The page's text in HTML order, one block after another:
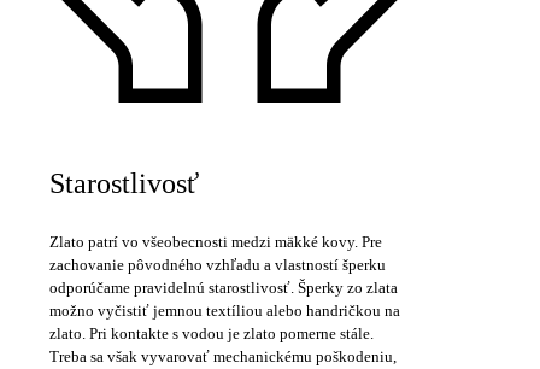
Starostlivosť
Zlato patrí vo všeobecnosti medzi mäkké kovy. Pre
zachovanie pôvodného vzhľadu a vlastností šperku
odporúčame pravidelnú starostlivosť. Šperky zo zlata
možno vyčistiť jemnou textíliou alebo handričkou na
zlato. Pri kontakte s vodou je zlato pomerne stále.
Treba sa však vyvarovať mechanickému poškodeniu,